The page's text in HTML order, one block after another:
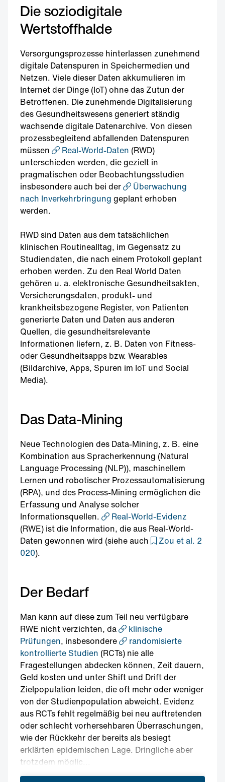
Die soziodigitale
Wertstoffhalde
Versorgungsprozesse hinterlassen zunehmend
digitale Datenspuren in Speichermedien und
Netzen. Viele dieser Daten akkumulieren im
Internet der Dinge (IoT) ohne das Zutun der
Betroffenen. Die zunehmende Digitalisierung
des Gesundheitswesens generiert ständig
wachsende digitale Datenarchive. Von diesen
prozessbegleitend abfallenden Datenspuren
müssen
Real-World-Daten (RWD)
unterschieden werden, die gezielt in
pragmatischen oder Beobachtungsstudien
insbesondere auch bei der
Überwachung
nach Inverkehrbringung geplant erhoben
werden.
RWD sind Daten aus dem tatsächlichen
klinischen Routinealltag, im Gegensatz zu
Studiendaten, die nach einem Protokoll geplant
erhoben werden. Zu den Real World Daten
gehören u. a. elektronische Gesundheitsakten,
Versicherungsdaten, produkt- und
krankheitsbezogene Register, von Patienten
generierte Daten und Daten aus anderen
Quellen, die gesundheitsrelevante
Informationen liefern, z. B. Daten von Fitness-
oder Gesundheitsapps bzw. Wearables
(Bildarchive, Apps, Spuren im IoT und Social
Media).
Das Data-Mining
Neue Technologien des Data-Mining, z. B. eine
Kombination aus Spracherkennung (Natural
Language Processing (NLP)), maschinellem
Lernen und robotischer Prozessautomatisierung
(RPA), und des Process-Mining ermöglichen die
Erfassung und Analyse solcher
Informationsquellen.
Real-World-Evidenz
(RWE) ist die Information, die aus Real-World-
Daten gewonnen wird (siehe auch
Zou et al. 2
020).
Der Bedarf
Man kann auf diese zum Teil neu verfügbare
RWE nicht verzichten, da
klinische
Prüfungen, insbesondere
randomisierte
kontrollierte Studien (RCTs) nie alle
Fragestellungen abdecken können, Zeit dauern,
Geld kosten und unter Shift und Drift der
Zielpopulation leiden, die oft mehr oder weniger
von der Studienpopulation abweicht. Evidenz
aus RCTs fehlt regelmäßig bei neu auftretenden
oder schlecht vorhersehbaren Überraschungen,
wie der Rückkehr der bereits als besiegt
erklärten epidemischen Lage. Dringliche aber
trotzdem möglic...